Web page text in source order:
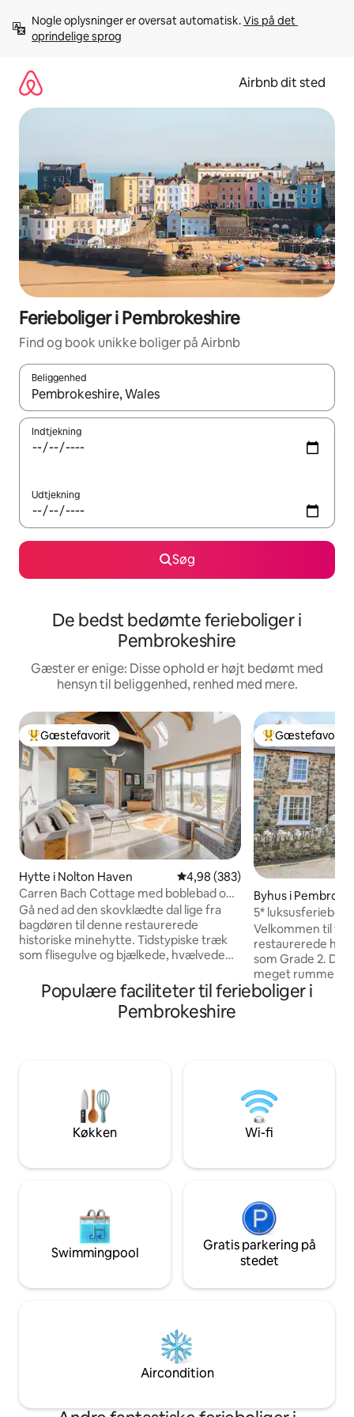
videre
Nogle oplysninger er oversat automatisk. Vis på det
oprindelige sprog
Airbnb dit sted
Ferieboliger i Pembrokeshire
Find og book unikke boliger på Airbnb
Beliggenhed
Når resultaterne er tilgængelige, skal du navigere med
Indtjekning
Udtjekning
Søg
De bedst bedømte ferieboliger i
Pembrokeshire
Gæster er enige: Disse ophold er højt bedømt med
hensyn til beliggenhed, renhed med mere.
Bedste gæstefavorit
Gæstefavorit
Hytte i Nolton Haven 4,98 ud af 5 i gennemsnitlig
4,98 (383)
Carren Bach Cottage med boblebad og
grillplads
Gå ned ad den skovklædte dal lige fra
bagdøren til denne restaurerede
historiske minehytte. Tidstypiske træk
som flisegulve og bjælkede, hvælvede
bekvemmeligheder såsom gulvvarme
og et fritstående badekar. En dejlig
rummelig hytte med rustik
Nolton Haven, Newgale, Little Haven og
Druidston Beach. Alle har pubber og
restauranter, der passer til dine behov.
Hytten har plads til 4 personer. Der er et
og en kingsize-seng. Der er et andet
Begge soveværelser har tilstrækkelig
opbevarings- og hængeplads til tøj. Det
primære badeværelse har et fritstående
badekar, som er fantastisk til afslapning.
rumme en ekstra gæst på en sovesofa.
kaffemaskine og alle nødvendige
behagelig sofa, et 42" fladskærms-tv,
pladespiller, bøger at læse i og en række
til wi-fi, internetforbindelse og brug af
Bedste
Gæstefavorit
Byhus i
5*
Newport/Parrog
Velkommen til
restaurerede
som Grade 2.
meget rummelig
kæledyrsvenlig - har gulvvarme og
hyggelig
restauranter og
Bemærk, at alle
SENGETØJ ER
CHAMPAGNE!
Populære faciliteter til ferieboliger i
Pembrokeshire
Køkken Wi-fi
Swimmingpool
Gratis parkering på
stedet
Aircondition